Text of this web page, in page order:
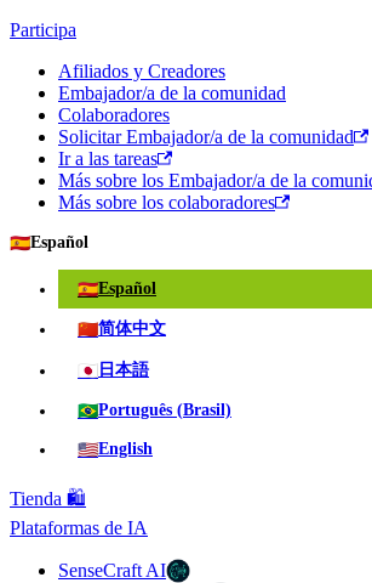
Participa
Afiliados y Creadores
Embajador/a de la comunidad
Colaboradores
Solicitar Embajador/a de la comunidad
Ir a las tareas
Más sobre los Embajador/a de la
Más sobre los colaboradores
🇪🇸Español
🇪🇸Español
🇨🇳简体中文
🇯🇵 日本語
🇧🇷Português (Brasil)
🇺🇸English
Tienda 🛍️
Plataformas de IA
SenseCraft AI